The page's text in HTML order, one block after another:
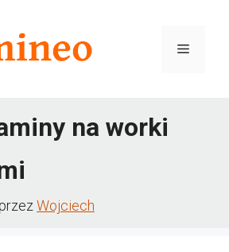
Menu
na worki
Wojciech